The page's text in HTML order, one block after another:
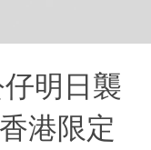
明日襲
港限定